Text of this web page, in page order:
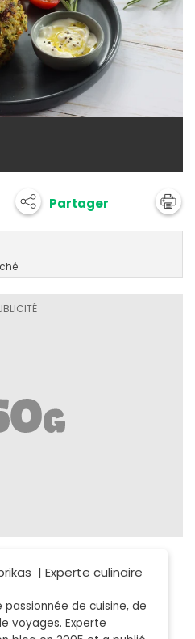
Partager
| Experte culinaire
passionnée de cuisine, de
voyages. Experte